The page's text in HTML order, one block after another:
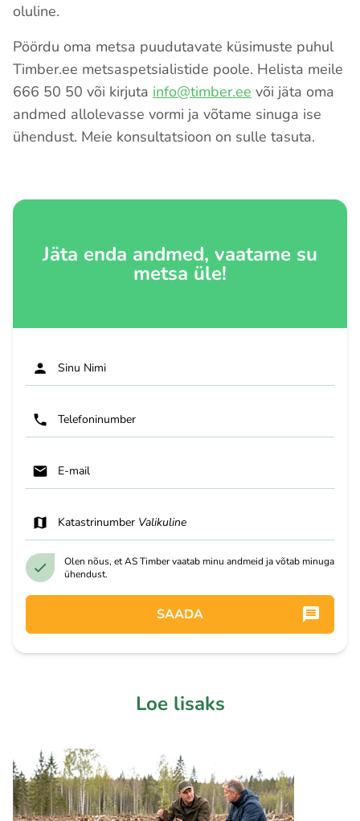
oluline.
Pöördu oma metsa puudutavate küsimuste puhul
Timber.ee metsaspetsialistide poole. Helista meile
666 50 50 või kirjuta info@timber.ee või jäta oma
andmed allolevasse vormi ja võtame sinuga ise
ühendust. Meie konsultatsioon on sulle tasuta.
Jäta enda andmed, vaatame su
metsa üle!
Sinu Nimi
Telefoninumber
E-mail
Katastrinumber Valikuline
Olen nõus, et AS Timber vaatab minu andmeid ja võtab minuga
ühendust.
SAADA
Loe lisaks